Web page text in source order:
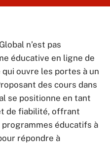
n’est pas
éducative en ligne de
qui ouvre les portes à un
des cours dans
se positionne en tant
de fiabilité, offrant
programmes éducatifs à
répondre à